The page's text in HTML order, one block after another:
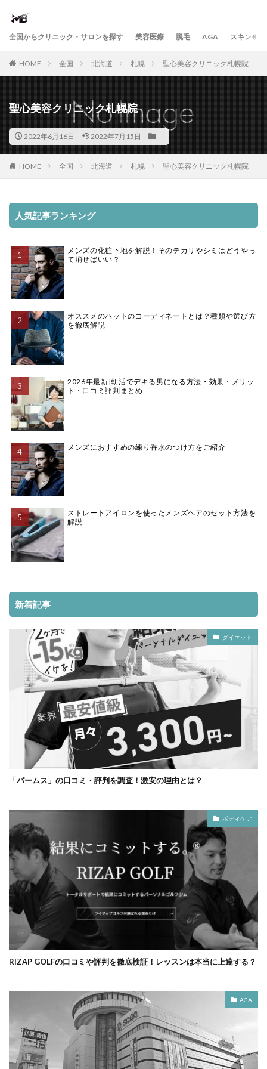
全国からクリニック・サロンを探す 美容医療 脱毛 AGA スキンケア
HOME 全国 北海道 札幌 聖心美容クリニック札幌院
聖心美容クリニック札幌院
2022年6月16日 2022年7月15日
HOME 全国 北海道 札幌 聖心美容クリニック札幌院
人気記事ランキング
メンズの化粧下地を解説！そのテカリやシミはどうやっ
て消せばいい？
オススメのハットのコーディネートとは？種類や選び方
を徹底解説
2026年最新|朝活でデキる男になる方法・効果・メリッ
ト・口コミ評判まとめ
メンズにおすすめの練り香水のつけ方をご紹介
ストレートアイロンを使ったメンズヘアのセット方法を
解説
新着記事
ダイエット
「パームス」の口コミ・評判を調査！激安の理由とは？
ボディケア
RIZAP GOLFの口コミや評判を徹底検証！レッスンは本当に上達する？
AGA